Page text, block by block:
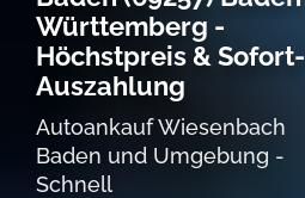
Württemberg -
Höchstpreis & Sofort-
Auszahlung
Autoankauf Wiesenbach
Baden und Umgebung -
Schnell